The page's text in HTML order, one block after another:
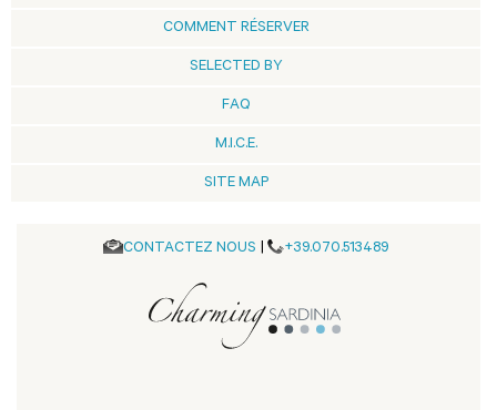
COMMENT RÉSERVER
SELECTED BY
FAQ
M.I.C.E.
SITE MAP
CONTACTEZ NOUS | +39.070.513489